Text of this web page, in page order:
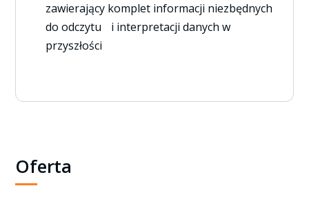
zawierający komplet informacji niezbędnych
do odczytu i interpretacji danych w
przyszłości
Oferta